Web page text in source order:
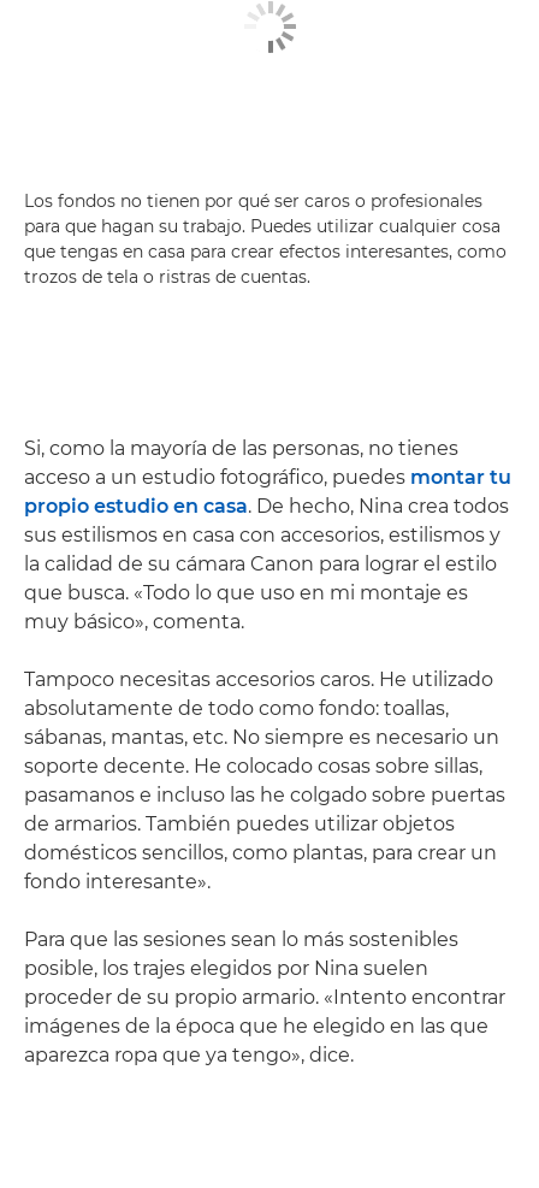
Los fondos no tienen por qué ser caros o profesionales
para que hagan su trabajo. Puedes utilizar cualquier cosa
que tengas en casa para crear efectos interesantes, como
trozos de tela o ristras de cuentas.
Si, como la mayoría de las personas, no tienes
acceso a un estudio fotográfico, puedes montar tu
propio estudio en casa. De hecho, Nina crea todos
sus estilismos en casa con accesorios, estilismos y
la calidad de su cámara Canon para lograr el estilo
que busca. «Todo lo que uso en mi montaje es
muy básico», comenta.
Tampoco necesitas accesorios caros. He utilizado
absolutamente de todo como fondo: toallas,
sábanas, mantas, etc. No siempre es necesario un
soporte decente. He colocado cosas sobre sillas,
pasamanos e incluso las he colgado sobre puertas
de armarios. También puedes utilizar objetos
domésticos sencillos, como plantas, para crear un
fondo interesante».
Para que las sesiones sean lo más sostenibles
posible, los trajes elegidos por Nina suelen
proceder de su propio armario. «Intento encontrar
imágenes de la época que he elegido en las que
aparezca ropa que ya tengo», dice.